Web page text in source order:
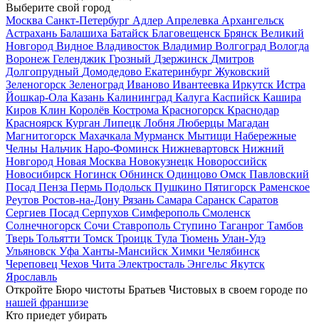
Выберите свой город
Москва Санкт-Петербург Адлер Апрелевка Архангельск
Астрахань Балашиха Батайск Благовещенск Брянск Великий
Новгород Видное Владивосток Владимир Волгоград Вологда
Воронеж Геленджик Грозный Дзержинск Дмитров
Долгопрудный Домодедово Екатеринбург Жуковский
Зеленогорск Зеленоград Иваново Ивантеевка Иркутск Истра
Йошкар-Ола Казань Калининград Калуга Каспийск Кашира
Киров Клин Королёв Кострома Красногорск Краснодар
Красноярск Курган Липецк Лобня Люберцы Магадан
Магнитогорск Махачкала Мурманск Мытищи Набережные
Челны Нальчик Наро-Фоминск Нижневартовск Нижний
Новгород Новая Москва Новокузнецк Новороссийск
Новосибирск Ногинск Обнинск Одинцово Омск Павловский
Посад Пенза Пермь Подольск Пушкино Пятигорск Раменское
Реутов Ростов-на-Дону Рязань Самара Саранск Саратов
Сергиев Посад Серпухов Симферополь Смоленск
Солнечногорск Сочи Ставрополь Ступино Таганрог Тамбов
Тверь Тольятти Томск Троицк Тула Тюмень Улан-Удэ
Ульяновск Уфа Ханты-Мансийск Химки Челябинск
Череповец Чехов Чита Электросталь Энгельс Якутск
Ярославль
Откройте Бюро чистоты Братьев Чистовых в своем городе по
нашей франшизе
Кто приедет убирать